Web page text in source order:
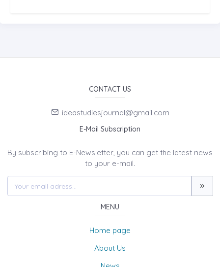
CONTACT US
ideastudiesjournal@gmail.com
E-Mail Subscription
By subscribing to E-Newsletter, you can get the latest news
to your e-mail.
MENU
Home page
About Us